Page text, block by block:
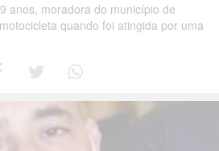
anos, moradora do município de
quando foi atingida por uma